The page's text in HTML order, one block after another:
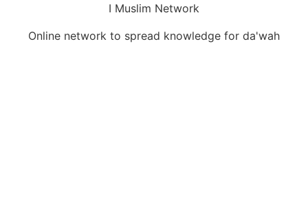
content
I Muslim Network
Online network to spread knowledge for da'wah